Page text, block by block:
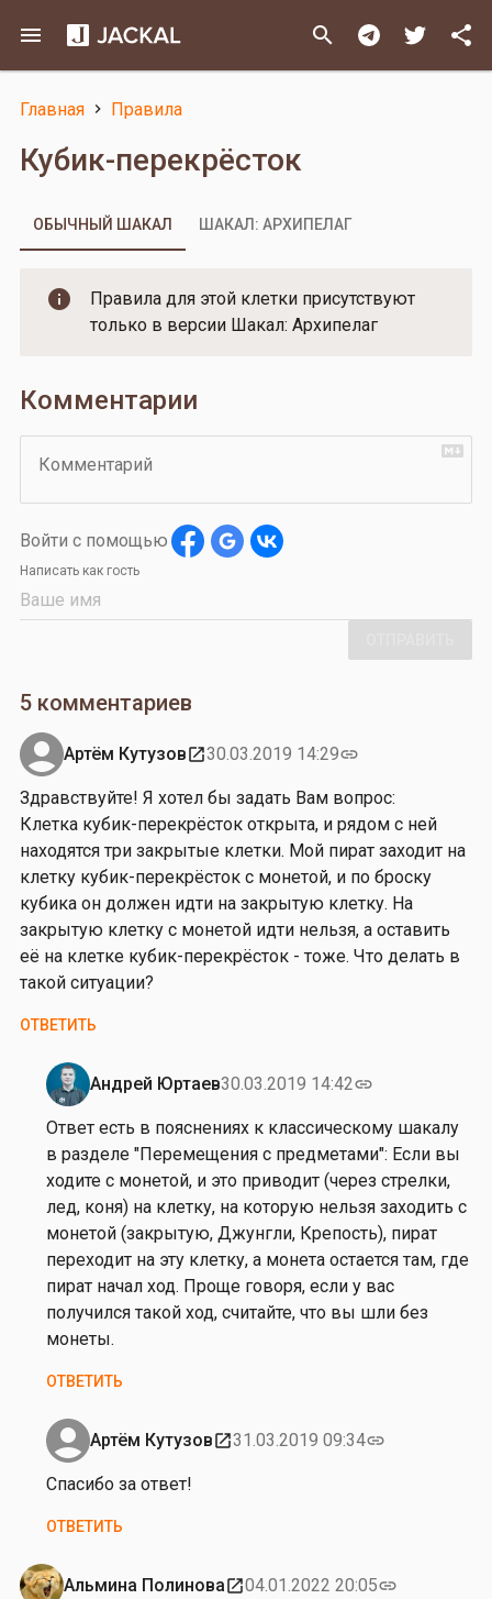
основному
menu share
search
Строка
навигации
Главная Правила
Кубик-перекрёсток
ОБЫЧНЫЙ ШАКАЛ ШАКАЛ: АРХИПЕЛАГ
Правила для этой клетки присутствуют
только в версии Шакал: Архипелаг
Комментарии
Комментарий
Войти с помощью
Написать как гость
5 комментариев
Артём Кутузовopen_in_new30.03.2019 14:29link
Здравствуйте! Я хотел бы задать Вам вопрос:
Клетка кубик-перекрёсток открыта, и рядом с ней
находятся три закрытые клетки. Мой пират заходит на
клетку кубик-перекрёсток с монетой, и по броску
кубика он должен идти на закрытую клетку. На
закрытую клетку с монетой идти нельзя, а оставить
её на клетке кубик-перекрёсток - тоже. Что делать в
такой ситуации?
ОТВЕТИТЬ
Андрей Юртаев30.03.2019 14:42link
Ответ
на
от
А
р
т
ё
м
К
у
у
о
в
Ответ есть в пояснениях к классическому шакалу
в разделе "Перемещения с предметами": Если вы
ходите с монетой, и это приводит (через стрелки,
лед, коня) на клетку, на которую нельзя заходить с
монетой (закрытую, Джунгли, Крепость), пират
переходит на эту клетку, а монета остается там, где
пират начал ход. Проще говоря, если у вас
получился такой ход, считайте, что вы шли без
монеты.
ОТВЕТИТЬ
Артём Кутузовopen_in_new31.03.2019 09:34link
Ответ
на
А
т
Спасибо за ответ!
ОТВЕТИТЬ
Альмина Полиноваopen_in_new04.01.2022 20:05link